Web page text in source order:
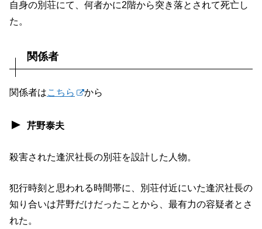
自身の別荘にて、何者かに2階から突き落とされて死亡し
た。
関係者
関係者はこちら から
芹野泰夫
殺害された逢沢社長の別荘を設計した人物。
犯行時刻と思われる時間帯に、別荘付近にいた逢沢社長の
知り合いは芹野だけだったことから、最有力の容疑者とさ
れた。